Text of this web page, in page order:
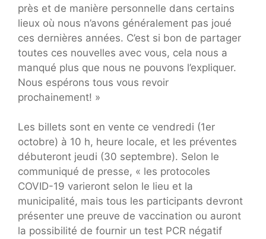
près et de manière personnelle dans certains
lieux où nous n’avons généralement pas joué
ces dernières années. C’est si bon de partager
toutes ces nouvelles avec vous, cela nous a
manqué plus que nous ne pouvons l’expliquer.
Nous espérons tous vous revoir
prochainement! »
Les billets sont en vente ce vendredi (1er
octobre) à 10 h, heure locale, et les préventes
débuteront jeudi (30 septembre). Selon le
communiqué de presse, « les protocoles
COVID-19 varieront selon le lieu et la
municipalité, mais tous les participants devront
présenter une preuve de vaccination ou auront
la possibilité de fournir un test PCR négatif